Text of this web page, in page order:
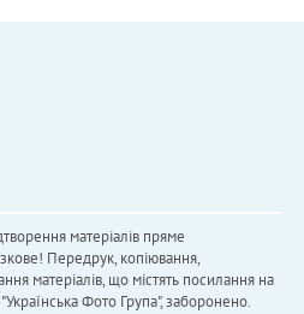
матеріалів пряме
Передрук, копіювання,
матеріалів, що містять посилання на
Фото Група", заборонено.